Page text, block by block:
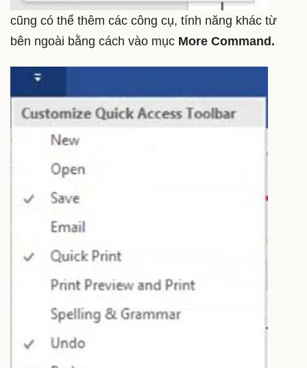
cũng có thể thêm các công cụ, tính năng khác từ
bên ngoài bằng cách vào mục More Command.